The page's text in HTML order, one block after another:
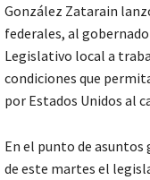
González Zatarain
federales, al
Legislativo local a
condiciones que
por Estados Unidos al
En el punto de asuntos
de este martes el